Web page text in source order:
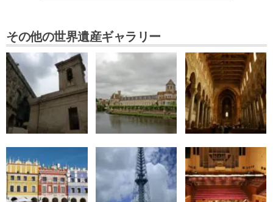
その他の世界遺産ギャラリー